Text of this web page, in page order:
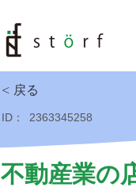
< 戻る
ID： 2363345258
不動産業の